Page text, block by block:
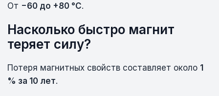
От −60 до +80 °C.
Насколько быстро магнит
теряет силу?
Потеря магнитных свойств составляет около 1
% за 10 лет.